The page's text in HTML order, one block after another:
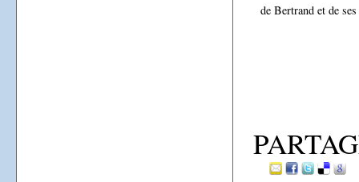
de Bertrand et de